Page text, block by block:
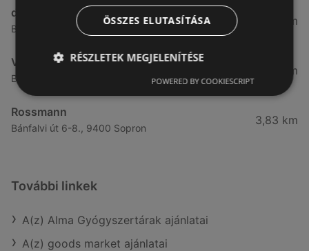
dm
Besenyő u. 23, 9400 Sopron
3,28 km
Vianni
Bánfalvi út 14., 9400 Sopron
3,57 km
Rossmann
Bánfalvi út 6-8., 9400 Sopron
3,83 km
További linkek
A(z) Alma Gyógyszertárak ajánlatai
A(z) goods market ajánlatai
ÖSSZES ELUTASÍTÁSA
RÉSZLETEK MEGJELENÍTÉSE
POWERED BY COOKIESCRIPT